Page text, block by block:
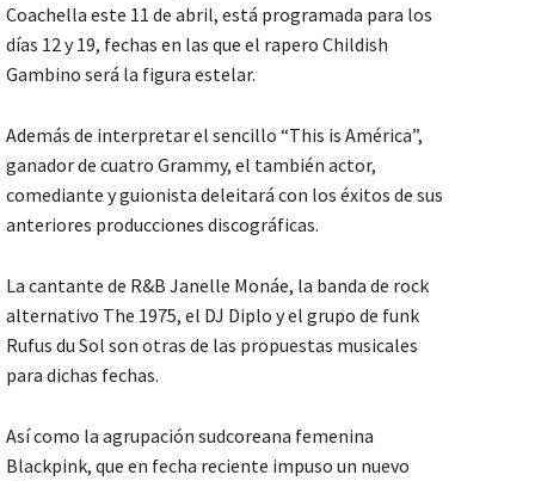
Coachella este 11 de abril, está programada para los
días 12 y 19, fechas en las que el rapero Childish
Gambino será la figura estelar.
Además de interpretar el sencillo “This is América”,
ganador de cuatro Grammy, el también actor,
comediante y guionista deleitará con los éxitos de sus
anteriores producciones discográficas.
La cantante de R&B Janelle Monáe, la banda de rock
alternativo The 1975, el DJ Diplo y el grupo de funk
Rufus du Sol son otras de las propuestas musicales
para dichas fechas.
Así como la agrupación sudcoreana femenina
Blackpink, que en fecha reciente impuso un nuevo